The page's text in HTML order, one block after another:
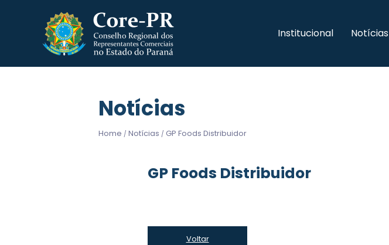
Institucional Notícias
Notícias
Home / Notícias / GP Foods Distribuidor
GP Foods Distribuidor
Voltar